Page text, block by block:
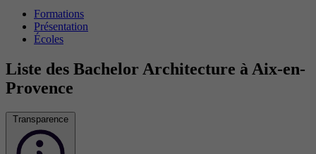
Formations
Présentation
Écoles
Liste des Bachelor Architecture à Aix-en-
Provence
Transparence